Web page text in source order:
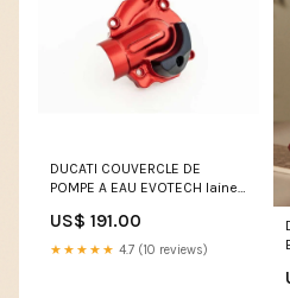
DUCATI COUVERCLE DE
POMPE A EAU EVOTECH laine
US$ 191.00
★★★★★ 4.7 (10 reviews)